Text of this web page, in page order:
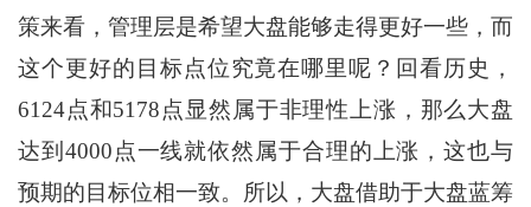
策来看，管理层是希望大盘能够走得更好一些，而
这个更好的目标点位究竟在哪里呢？回看历史，
6124点和5178点显然属于非理性上涨，那么大盘
达到4000点一线就依然属于合理的上涨，这也与
预期的目标位相一致。所以，大盘借助于大盘蓝筹